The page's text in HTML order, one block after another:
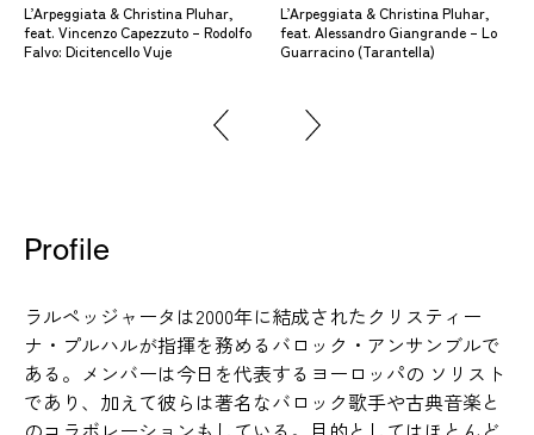
L’Arpeggiata & Christina Pluhar,
feat. Vincenzo Capezzuto – Rodolfo
Falvo: Dicitencello Vuje
L’Arpeggiata & Christina Pluhar,
feat. Alessandro Giangrande – Lo
Guarracino (Tarantella)
Profile
ラルペッジャータは2000年に結成されたクリスティー
ナ・プルハルが指揮を務めるバロック・アンサンブルで
ある。メンバーは今日を代表するヨーロッパの ソリスト
であり、加えて彼らは著名なバロック歌手や古典音楽と